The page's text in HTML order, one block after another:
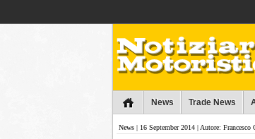
News Trade News
News | 16 September 2014 | Autore: Francesco